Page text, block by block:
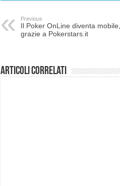
Previous
Il Poker OnLine diventa mobile,
grazie a Pokerstars.it
Articoli correlati